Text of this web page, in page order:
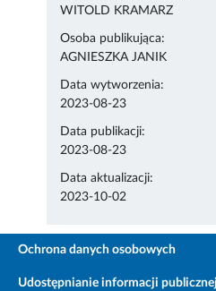
WITOLD KRAMARZ
Osoba publikująca:
AGNIESZKA JANIK
Data wytworzenia:
2023-08-23
Data publikacji:
2023-08-23
Data aktualizacji:
2023-10-02
Ochrona danych osobowych
Udostępnianie informacji